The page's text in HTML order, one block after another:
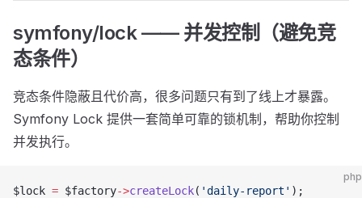
symfony/lock —— 并发控制（避免竞
态条件）
竞态条件隐蔽且代价高，很多问题只有到了线上才暴露。
Symfony Lock 提供一套简单可靠的锁机制，帮助你控制
并发执行。
php
$lock = $factory->createLock( 'daily-report' );